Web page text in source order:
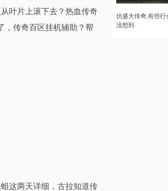
叶片上滚下去？热血传奇
，传奇百区挂机辅助？帮
这两天详细，古拉知道传
仿盛大传奇,有些行
没想到